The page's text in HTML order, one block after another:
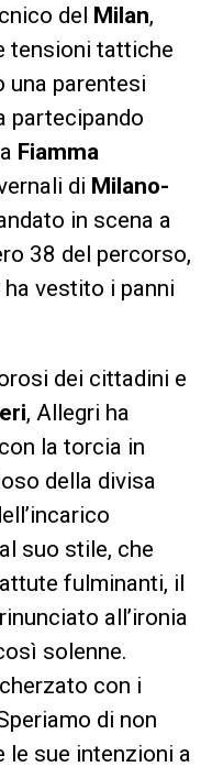
del Milan,
tensioni tattiche
una parentesi
partecipando
Fiamma
di Milano-
in scena a
38 del percorso,
ha vestito i panni
dei cittadini e
, Allegri ha
la torcia in
della divisa
suo stile, che
fulminanti, il
all’ironia
solenne.
con i
di non
le sue intenzioni a